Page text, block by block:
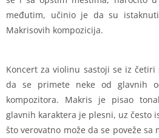
međutim, učinio je da su
Makrisovih kompozicija.
Koncert za violinu sastoji se iz
da se primete neke od glavnih
kompozitora. Makris je pisao
glavnih karaktera je plesni, uz često
što verovatno može da se poveže sa